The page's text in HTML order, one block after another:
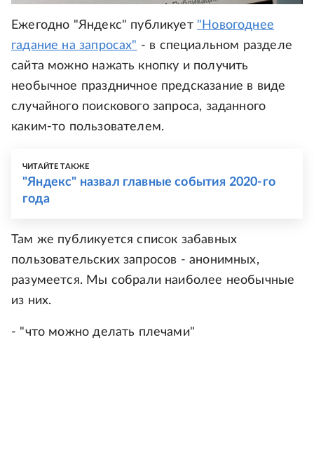
Ежегодно "Яндекс" публикует "Новогоднее
гадание на запросах" - в специальном разделе
сайта можно нажать кнопку и получить
необычное праздничное предсказание в виде
случайного поискового запроса, заданного
каким-то пользователем.
ЧИТАЙТЕ ТАКЖЕ
"Яндекс" назвал главные события 2020-го
года
Там же публикуется список забавных
пользовательских запросов - анонимных,
разумеется. Мы собрали наиболее необычные
из них.
- "что можно делать плечами"